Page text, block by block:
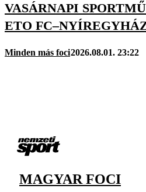
VASÁRNAPI
ETO
Minden más foci2026.08.01. 23:22
MAGYAR FOCI